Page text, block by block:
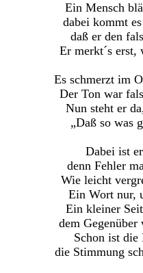
Ein Mensch
dabei kommt
daß er den
Er merkt´s erst,
Es schmerzt im
Der Ton war
Nun steht er
„Daß so was
Dabei ist
denn Fehler
Wie leicht
Ein Wort nur,
Ein kleiner
dem Gegenüber
Schon ist die
die Stimmung